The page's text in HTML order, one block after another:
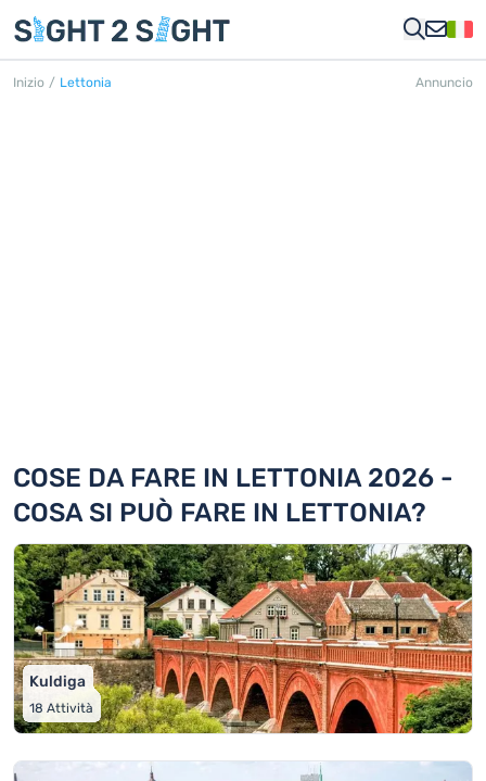
Inizio / Lettonia Annuncio
COSE DA FARE IN LETTONIA 2026 -
COSA SI PUÒ FARE IN LETTONIA?
Kuldiga
18 Attività